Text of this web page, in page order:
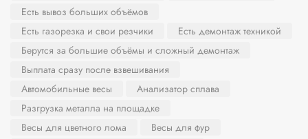
Есть вывоз больших объёмов
Есть газорезка и свои резчики
Есть демонтаж техникой
Берутся за большие объёмы и сложный демонтаж
Выплата сразу после взвешивания
Автомобильные весы
Анализатор сплава
Разгрузка металла на площадке
Весы для цветного лома
Весы для фур